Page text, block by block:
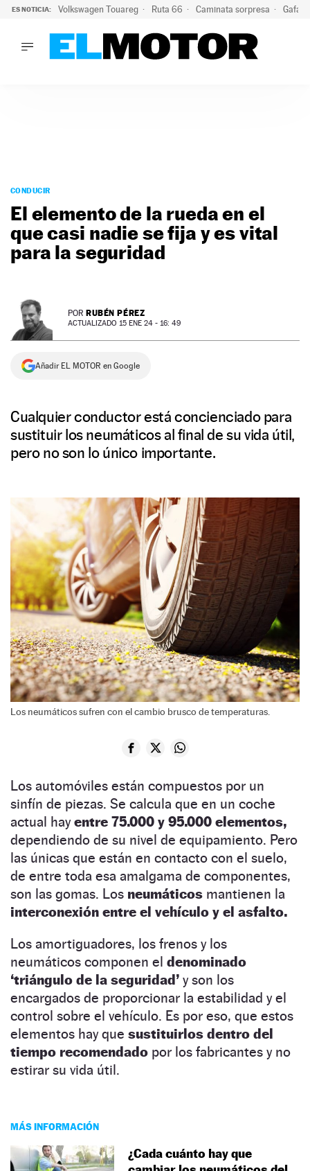
ES NOTICIA: Volkswagen Touareg Ruta 66 Caminata sorpresa Gafas
PODCAST
MOTOS
TECNOLOGÍA
SUPERCOCHES
MOTORTV
SERVICIOS
NEWSLETTER
SÍGUENOS
CONDUCIR
El elemento de la rueda en el
que casi nadie se fija y es vital
para la seguridad
POR RUBÉN PÉREZ
ACTUALIZADO 15 ENE 24 - 16: 49
Añadir EL MOTOR en Google
Cualquier conductor está concienciado para
sustituir los neumáticos al final de su vida útil,
pero no son lo único importante.
Los neumáticos sufren con el cambio brusco de temperaturas.
Los automóviles están compuestos por un
sinfín de piezas. Se calcula que en un coche
actual hayentre 75.000 y 95.000 elementos,
dependiendo de su nivel de equipamiento. Pero
las únicas que están en contacto con el suelo,
de entre toda esa amalgama de componentes,
son las gomas. Los neumáticos mantienen la
interconexión entre el vehículo y el asfalto.
Los amortiguadores, los frenos y los
neumáticos componen el denominado
‘triángulo de la seguridad’ y son los
encargados de proporcionar la estabilidad y el
control sobre el vehículo. Es por eso, que estos
elementos hay que sustituirlos dentro del
tiempo recomendado por los fabricantes y no
estirar su vida útil.
MÁS INFORMACIÓN
¿Cada cuánto hay que